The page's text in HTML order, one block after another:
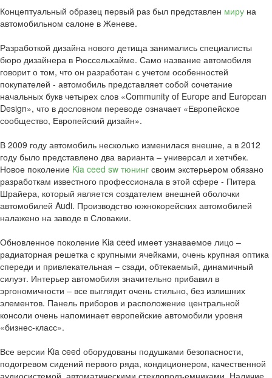
Концептуальный образец первый раз был представлен миру на
автомобильном салоне в Женеве.
Разработкой дизайна нового детища занимались специалисты
бюро дизайнера в Рюссельхайме. Само название автомобиля
говорит о том, что он разработан с учетом особенностей
покупателей - автомобиль представляет собой сочетание
начальных букв четырех слов «Community of Europe and European
Design», что в дословном переводе означает «Европейское
сообщество, Европейский дизайн».
В 2009 году автомобиль несколько изменилася внешне, а в 2012
году было представлено два варианта – универсал и хетчбек.
Новое поколение Kia ceed sw тюнинг своим экстерьером обязано
разработкам известного профессионала в этой сфере - Питера
Шрайера, который является создателем внешней оболочки
автомобилей Audi. Производство южнокорейских автомобилей
налажено на заводе в Словакии.
Обновленное поколение Kia ceed имеет узнаваемое лицо –
радиаторная решетка с крупными ячейками, очень крупная оптика
спереди и привлекательная – сзади, обтекаемый, динамичный
силуэт. Интерьер автомобиля значительно прибавил в
эргономичности – все выглядит очень стильно, без излишних
элементов. Панель приборов и расположение центральной
консоли очень напоминает европейские автомобили уровня
«бизнес-класс».
Все версии Kia ceed оборудованы подушками безопасности,
подогревом сидений первого ряда, кондиционером, качественной
аудиосистемой, автоматическими стеклоподъемниками. Наличие